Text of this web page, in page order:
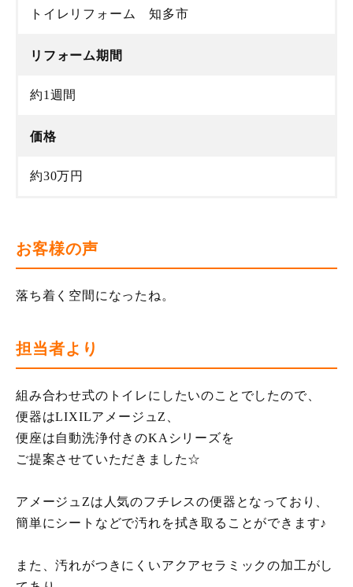
トイレリフォーム 知多市
リフォーム期間
約1週間
価格
約30万円
お客様の声
落ち着く空間になったね。
担当者より
組み合わせ式のトイレにしたいのことでしたので、
便器はLIXILアメージュZ、
便座は自動洗浄付きのKAシリーズを
ご提案させていただきました☆
アメージュZは人気のフチレスの便器となっており、
簡単にシートなどで汚れを拭き取ることができます♪
また、汚れがつきにくいアクアセラミックの加工がし